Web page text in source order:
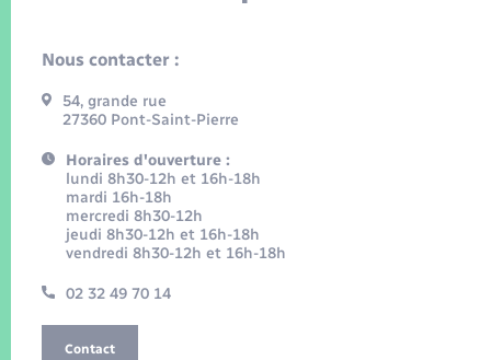
Nous contacter :
54, grande rue
27360 Pont-Saint-Pierre
Horaires d'ouverture :
lundi 8h30-12h et 16h-18h
mardi 16h-18h
mercredi 8h30-12h
jeudi 8h30-12h et 16h-18h
vendredi 8h30-12h et 16h-18h
02 32 49 70 14
Contact